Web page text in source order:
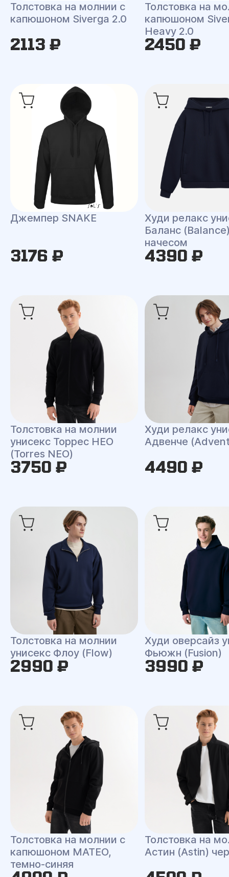
Толстовка на молнии с
капюшоном Siverga 2.0
2113 ₽
Толстовка на
капюшоном
Heavy 2.0
2450 ₽
Джемпер SNAKE
3176 ₽
Худи релакс
Баланс
начесом
4390 ₽
Толстовка на молнии
унисекс Торрес НЕО
(Torres NEO)
3750 ₽
Худи релакс
Адвенче
4490 ₽
Толстовка на молнии
унисекс Флоу (Flow)
2990 ₽
Худи оверсайз
Фьюжн (Fusion)
3990 ₽
Толстовка на молнии с
капюшоном MATEO,
темно-синяя
Толстовка на
Астин (Astin)